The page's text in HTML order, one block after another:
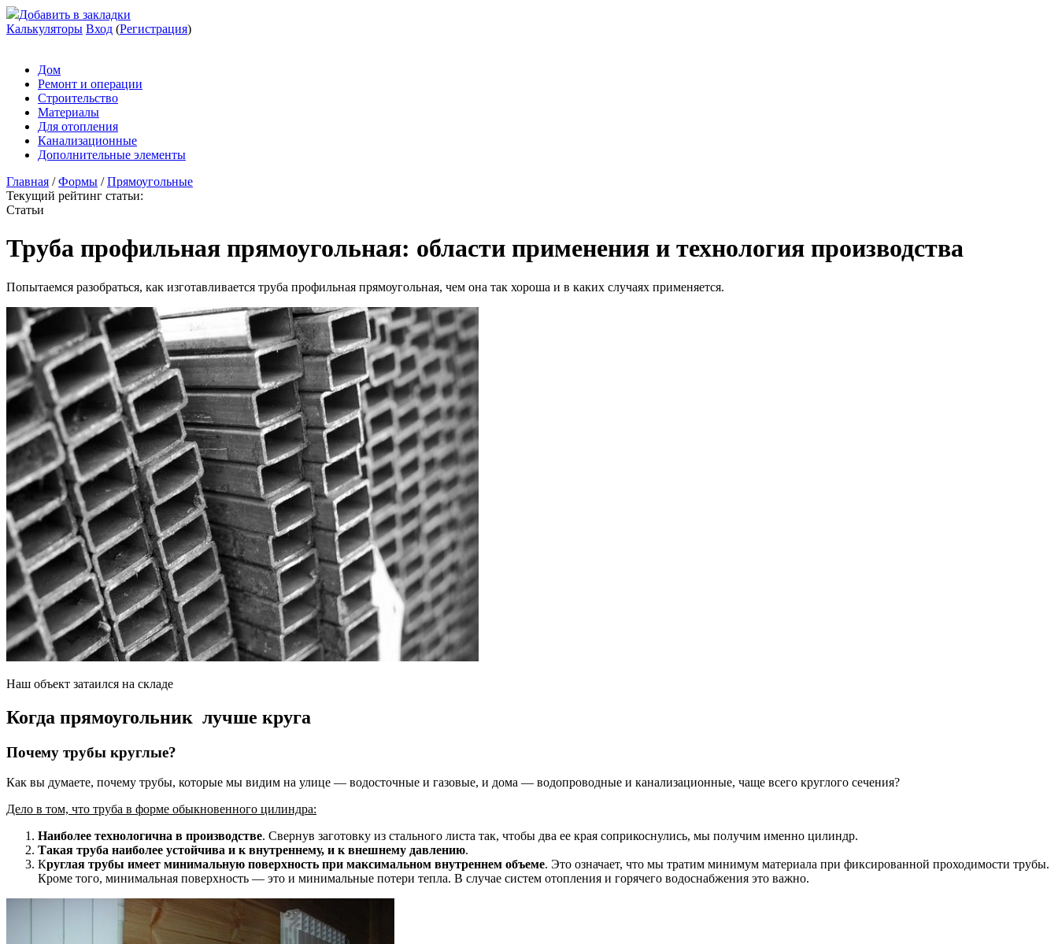
Добавить в закладки
Калькуляторы Вход (Регистрация)
Дом
Ремонт и операции
Строительство
Материалы
Для отопления
Канализационные
Дополнительные элементы
Главная /Формы /Прямоугольные
Текущий рейтинг статьи:
Статьи
Труба профильная прямоугольная: области применения и технология производства
Попытаемся разобраться, как изготавливается труба профильная прямоугольная, чем она так хороша и в каких случаях применяется.
Наш объект затаился на складе
Когда прямоугольник лучше круга
Почему трубы круглые?
Как вы думаете, почему трубы, которые мы видим на улице — водосточные и газовые, и дома — водопроводные и канализационные, чаще всего круглого сечения?
Дело в том, что труба в форме обыкновенного цилиндра:
Наиболее технологична в производстве. Свернув заготовку из стального листа так, чтобы два ее края соприкоснулись, мы получим именно цилиндр.
Такая труба наиболее устойчива и к внутреннему, и к внешнему давлению.
Круглая трубы имеет минимальную поверхность при максимальном внутреннем объеме. Это означает, что мы тратим минимум материала при фиксированной проходимости трубы.
Кроме того, минимальная поверхность — это и минимальные потери тепла. В случае систем отопления и горячего водоснабжения это важно.